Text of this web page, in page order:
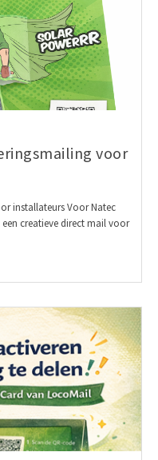
voor
installateurs Voor Natec
creatieve direct mail voor